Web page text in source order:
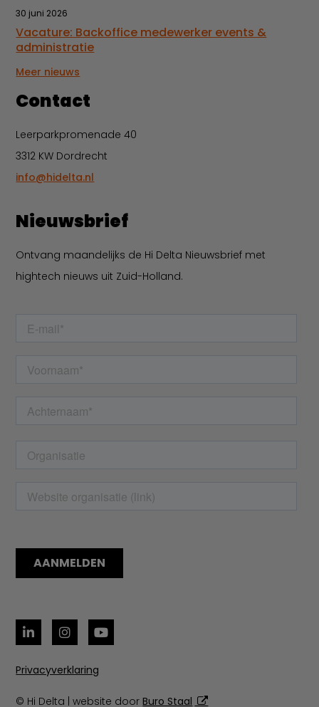
30 juni 2026
Vacature: Backoffice medewerker events &
administratie
Meer nieuws
Contact
Leerparkpromenade 40
3312 KW Dordrecht
info@hidelta.nl
Nieuwsbrief
Ontvang maandelijks de Hi Delta Nieuwsbrief met
hightech nieuws uit Zuid-Holland.
© Hi Delta | website doorBuro Staal
Privacyverklaring